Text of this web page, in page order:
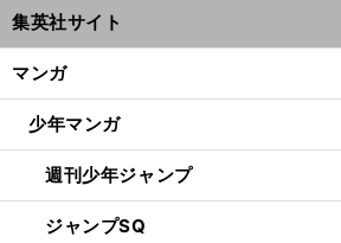
集英社サイト
マンガ
少年マンガ
週刊少年ジャンプ
ジャンプSQ